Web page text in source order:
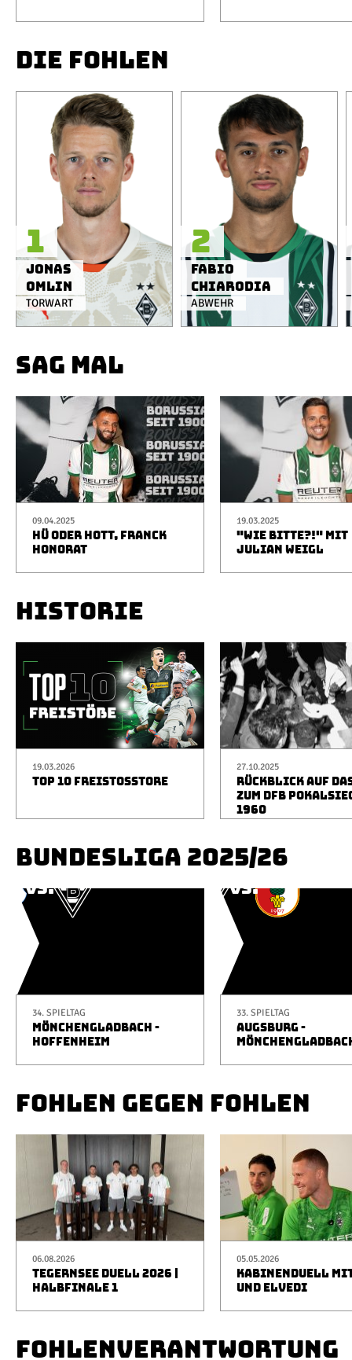
DIE FOHLEN
TORWART
Jonas
Omlin
1
ABWEHR
Fabio
Chiarodia
2
SAG MAL
09.04.2025
HÜ ODER HOTT, FRANCK
HONORAT
19.03.2025
"WIE BITTE?!" MIT
JULIAN WEIGL
HISTORIE
19.03.2026
TOP 10 FREISTOSSTORE
27.10.2025
RÜCKBLICK AUF
ZUM DFB
1960
BUNDESLIGA 2025/26
34. SPIELTAG
MÖNCHENGLADBACH -
HOFFENHEIM
33. SPIELTAG
AUGSBURG -
FOHLEN GEGEN FOHLEN
06.08.2026
TEGERNSEE DUELL 2026 |
HALBFINALE 1
05.05.2026
KABINENDUELL
UND ELVEDI
FOHLENVERANTWORTUNG